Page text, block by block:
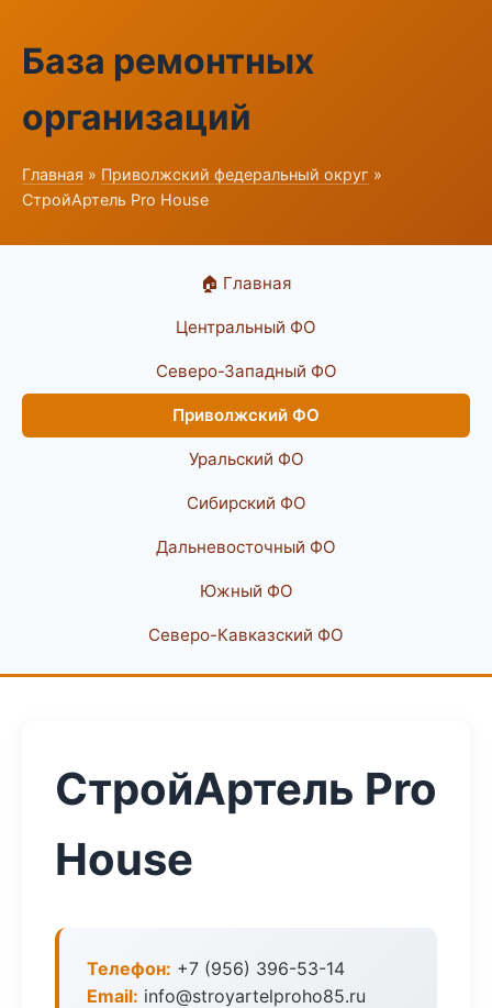
База ремонтных
организаций
Главная » Приволжский федеральный округ »
СтройАртель Pro House
🏠 Главная
Центральный ФО
Северо-Западный ФО
Приволжский ФО
Уральский ФО
Сибирский ФО
Дальневосточный ФО
Южный ФО
Северо-Кавказский ФО
СтройАртель Pro
House
Телефон: +7 (956) 396-53-14
Email: info@stroyartelproho85.ru